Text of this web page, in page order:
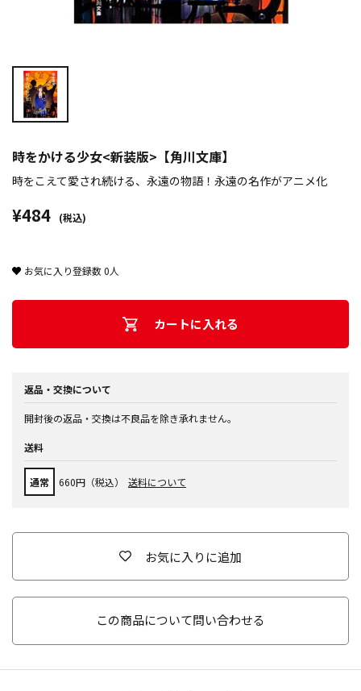
時をかける少女<新装版>【角川文庫】
時をこえて愛され続ける、永遠の物語！永遠の名作がアニメ化
¥484 (税込)
お気に入り登録数0人
カートに入れる
返品・交換について
開封後の返品・交換は不良品を除き承れません。
送料
通常 660円（税込） 送料について
お気に入りに追加
この商品について問い合わせる